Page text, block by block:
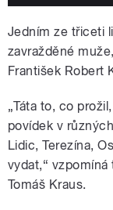
Jedním ze třiceti
zavražděné
František Robert
„Táta to, co
povídek v
Lidic, Terezína,
vydat,“ vzpomíná
Tomáš Kraus.